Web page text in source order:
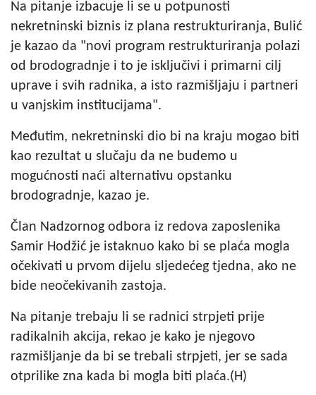
Na pitanje izbacuje li se u potpunosti
nekretninski biznis iz plana restrukturiranja, Bulić
je kazao da "novi program restrukturiranja polazi
od brodogradnje i to je isključivi i primarni cilj
uprave i svih radnika, a isto razmišljaju i partneri
u vanjskim institucijama".
Međutim, nekretninski dio bi na kraju mogao biti
kao rezultat u slučaju da ne budemo u
mogućnosti naći alternativu opstanku
brodogradnje, kazao je.
Član Nadzornog odbora iz redova zaposlenika
Samir Hodžić je istaknuo kako bi se plaća mogla
očekivati u prvom dijelu sljedećeg tjedna, ako ne
bide neočekivanih zastoja.
Na pitanje trebaju li se radnici strpjeti prije
radikalnih akcija, rekao je kako je njegovo
razmišljanje da bi se trebali strpjeti, jer se sada
otprilike zna kada bi mogla biti plaća.(H)